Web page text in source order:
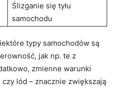
Ślizganie się ‌tyłu
samochodu
typy samochodów są
jak np. ⁣te‍ z‌
zmienne⁢ warunki
lód – znacznie zwiększają‍